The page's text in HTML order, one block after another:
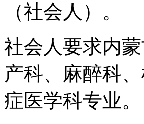
（社会人）。
社会人要求内
产科、麻醉科
症医学科专业。